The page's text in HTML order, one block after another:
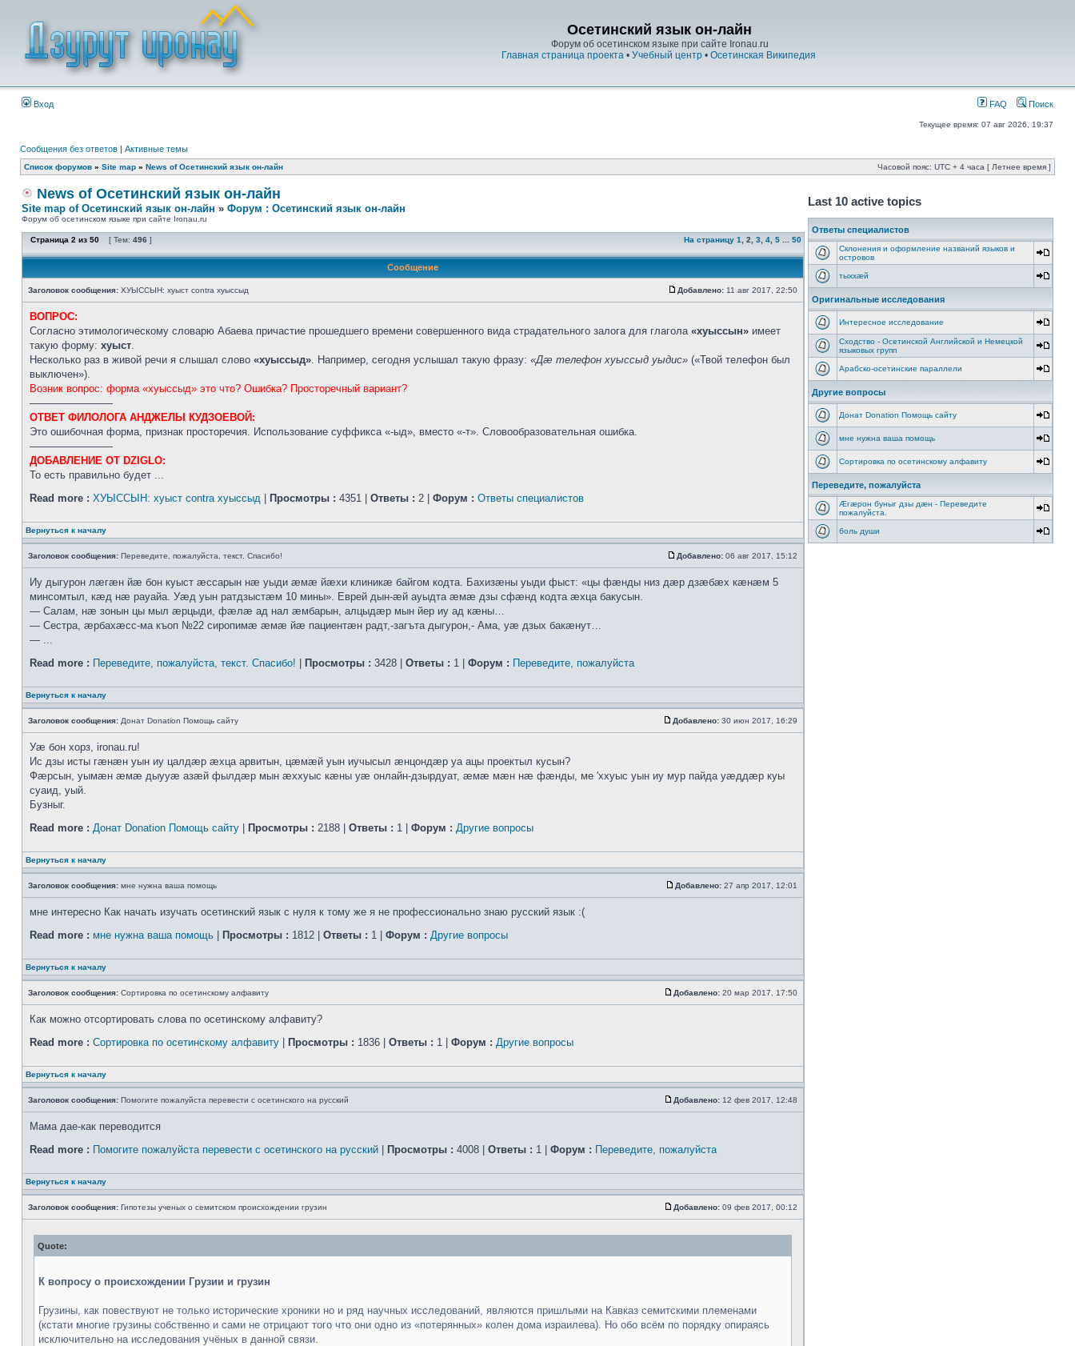
Осетинский язык он-лайн
Форум об осетинском языке при сайте Ironau.ru
Главная страница проекта • Учебный центр • Осетинская Википедия
Вход FAQ Поиск
Текущее время: 07 авг 2026, 19:37
Сообщения без ответов | Активные темы
Список форумов » Site map » News of Осетинский язык он-лайн Часовой пояс: UTC + 4 часа [ Летнее время ]
News of Осетинский язык он-лайн
Site map of Осетинский язык он-лайн » Форум : Осетинский язык он-лайн
Форум об осетинском языке при сайте Ironau.ru
Страница 2 из 50 [ Тем: 496 ] На страницу 1 2 3 4 5 50
Сообщение
Заголовок сообщения: ХУЫССЫН: хуыст contra хуыссыд Добавлено: 11 авг 2017, 22:50
ВОПРОС:
Согласно этимологическому словарю Абаева причастие прошедшего времени совершенного вида страдательного залога для глагола «хуыссын» имеет
такую форму: хуыст.
Несколько раз в живой речи я слышал слово «хуыссыд». Например, сегодня услышал такую фразу: «Дæ телефон хуыссыд уыдис» («Твой телефон был
выключен»).
Возник вопрос: форма «хуыссыд» это что? Ошибка? Просторечный вариант?
————————
ОТВЕТ ФИЛОЛОГА АНДЖЕЛЫ КУДЗОЕВОЙ:
Это ошибочная форма, признак просторечия. Использование суффикса «-ыд», вместо «-т». Словообразовательная ошибка.
————————
ДОБАВЛЕНИЕ ОТ DZIGLO:
То есть правильно будет ...
Read more : ХУЫССЫН: хуыст contra хуыссыд Просмотры : 4351 | Ответы : 2 | Форум : Ответы специалистов
Вернуться к началу
Заголовок сообщения: Переведите, пожалуйста, текст. Спасибо! Добавлено: 06 авг 2017, 15:12
Иу дыгурон лæгæн йæ бон куыст æссарын нæ уыди æмæ йæхи клиникæ байгом кодта. Бахизæны уыди фыст: «цы фæнды низ дæр дзæбæх кæнæм 5
минсомтыл, кæд нæ рауайа. Уæд уын ратдзыстæм 10 мины». Еврей дын-æй ауыдта æмæ дзы сфæнд кодта æхца бакусын.
— Салам, нæ зонын цы мыл æрцыди, фæлæ ад нал æмбарын, алцыдæр мын йер иу ад кæны…
— Сестра, æрбахæсс-ма къоп №22 сиропимæ æмæ йæ пациентæн радт,-загъта дыгурон,- Ама, уæ дзых бакæнут…
— ...
Read more : Переведите, пожалуйста, текст. Спасибо! Просмотры : 3428 | Ответы : 1 | Форум : Переведите, пожалуйста
Вернуться к началу
Заголовок сообщения: Донат Donation Помощь сайту Добавлено: 30 июн 2017, 16:29
Уӕ бон хорз, ironau.ru!
Ис дзы исты гӕнӕн уын иу цалдӕр ӕхца арвитын, цӕмӕй уын иучысыл ӕнцондӕр уа ацы проектыл кусын?
Фӕрсын, уымӕн ӕмӕ дыууӕ азӕй фылдӕр мын ӕххуыс кӕны уӕ онлайн-дзырдуат, ӕмӕ мӕн нӕ фӕнды, ме 'ххуыс уын иу мур пайда уӕддӕр куы
суаид, уый.
Бузныг.
Read more : Донат Donation Помощь сайту Просмотры : 2188 | Ответы : 1 | Форум : Другие вопросы
Вернуться к началу
Заголовок сообщения: мне нужна ваша помощь Добавлено: 27 апр 2017, 12:01
мне интересно Как начать изучать осетинский язык с нуля к тому же я не профессионально знаю русский язык :(
Read more : мне нужна ваша помощь Просмотры : 1812 | Ответы : 1 | Форум : Другие вопросы
Вернуться к началу
Заголовок сообщения: Сортировка по осетинскому алфавиту Добавлено: 20 мар 2017, 17:50
Как можно отсортировать слова по осетинскому алфавиту?
Read more : Сортировка по осетинскому алфавиту Просмотры : 1836 | Ответы : 1 | Форум : Другие вопросы
Вернуться к началу
Заголовок сообщения: Помогите пожалуйста перевести с осетинского на русский Добавлено: 12 фев 2017, 12:48
Мама дае-как переводится
Read more : Помогите пожалуйста перевести с осетинского на русский Просмотры : 4008 | Ответы : 1 | Форум : Переведите, пожалуйста
Вернуться к началу
Заголовок сообщения: Гипотезы ученых о семитском происхождении грузин Добавлено: 09 фев 2017, 00:12
Quote:
К вопросу о происхождении Грузии и грузин
Грузины, как повествуют не только исторические хроники но и ряд научных исследований, являются пришлыми на Кавказ семитскими племенами
(кстати многие грузины собственно и сами не отрицают того что они одно из «потерянных» колен дома израилева). Но обо всём по порядку опираясь
исключительно на исследования учёных в данной связи.
Last 10 active topics
Ответы специалистов
Склонения и оформление названий языков и
островов
тыххӕй
Оригинальные исследования
Интересное исследование
Сходство - Осетинской Английской и Немецкой
языковых групп
Арабско-осетинские параллели
Другие вопросы
Донат Donation Помощь сайту
мне нужна ваша помощь
Сортировка по осетинскому алфавиту
Переведите, пожалуйста
Æгæрон буныг дзы дæн - Переведите
пожалуйста.
боль души